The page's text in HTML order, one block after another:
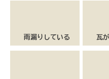
​雨漏りしている 瓦